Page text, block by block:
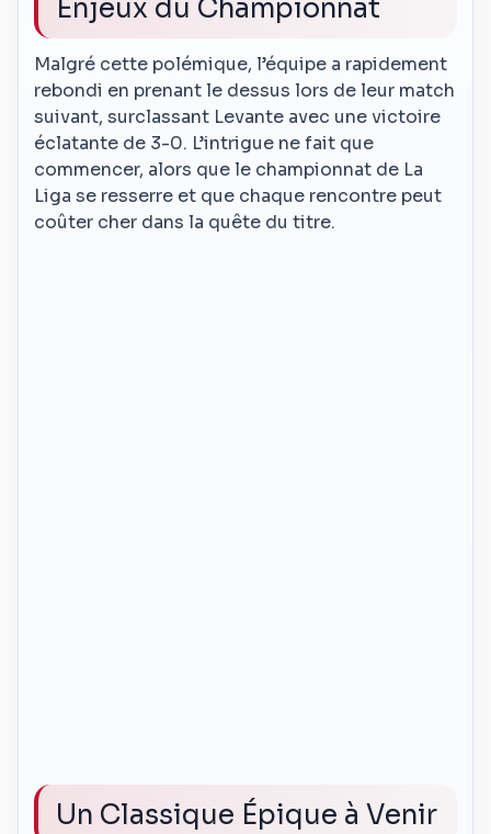
Enjeux du Championnat
Malgré cette polémique, l’équipe a rapidement
rebondi en prenant le dessus lors de leur match
suivant, surclassant Levante avec une victoire
éclatante de 3-0. L’intrigue ne fait que
commencer, alors que le championnat de La
Liga se resserre et que chaque rencontre peut
coûter cher dans la quête du titre.
Un Classique Épique à Venir